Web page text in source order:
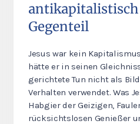
Gegenteil
Jesus war kein
hätte er in seinen
gerichtete Tun nicht als
Verhalten verwendet. Was
Habgier der Geizigen,
rücksichtslosen Genießer